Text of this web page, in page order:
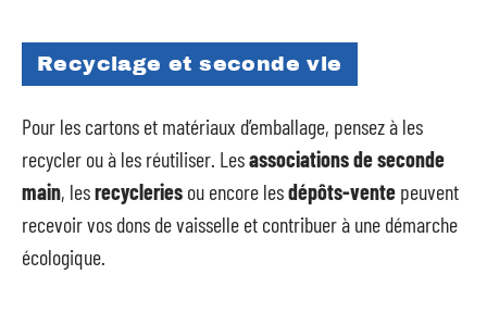
Recyclage et seconde vie
Pour les cartons et matériaux d’emballage, pensez à les
recycler ou à les réutiliser. Lesassociations de seconde
main, lesrecycleries ou encore lesdépôts-vente peuvent
recevoir vos dons de vaisselle et contribuer à une démarche
écologique.